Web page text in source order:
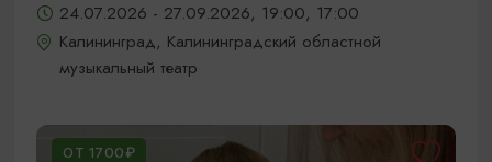
24.07.2026 - 27.09.2026, 19:00, 17:00
Калининград, Калининградский областной
музыкальный театр
ОТ 1700₽